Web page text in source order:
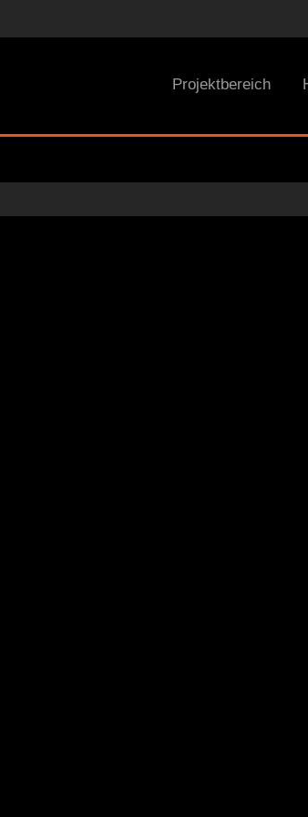
Projektbereich